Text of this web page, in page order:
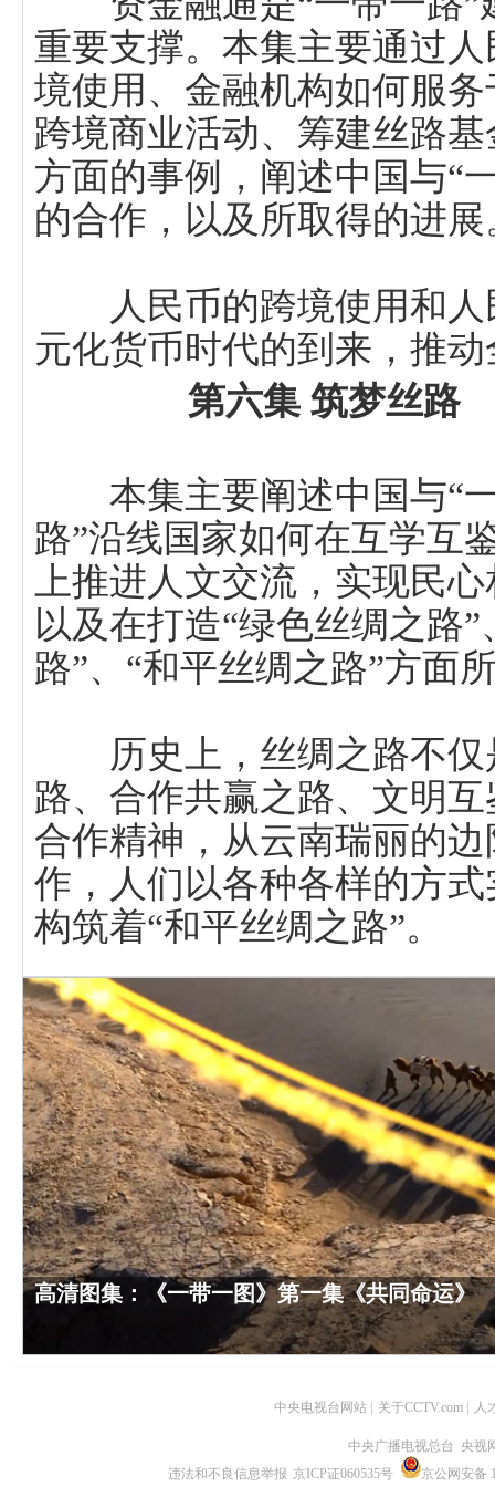
重要支撑。本集主要通过人
境使用、金融机构如何服务
跨境商业活动、筹建丝路
方面的事例，阐述中国与“
的合作，以及所取得的进展
人民币的跨境使用和人
元化货币时代的到来，推
第六集 筑梦丝路
本集主要阐述中国与“
路”沿线国家如何在互学互
上推进人文交流，实现民
以及在打造“绿色丝绸之路
路”、“和平丝绸之路”方面
历史上，丝绸之路不仅
路、合作共赢之路、文明
合作精神，从云南瑞丽的
作，人们以各种各样的方
构筑着“和平丝绸之路”。
高清图集：《一带一图》第一集《共同命运》
中央电视台网站 关于CCTV.com 人
中央广播电视总台 央视
违法和不良信息举报 京ICP证060535号
京公网安备